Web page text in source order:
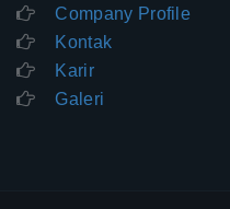
Company Profile
Kontak
Karir
Galeri